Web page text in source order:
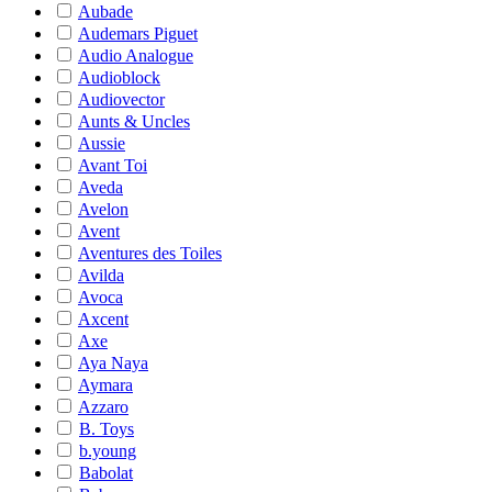
Aubade
Audemars Piguet
Audio Analogue
Audioblock
Audiovector
Aunts & Uncles
Aussie
Avant Toi
Aveda
Avelon
Avent
Aventures des Toiles
Avilda
Avoca
Axcent
Axe
Aya Naya
Aymara
Azzaro
B. Toys
b.young
Babolat